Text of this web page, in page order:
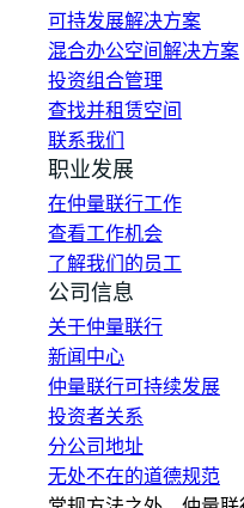
可持发展解决方案
混合办公空间解决方案
投资组合管理
查找并租赁空间
联系我们
职业发展
在仲量联行工作
查看工作机会
了解我们的员工
公司信息
关于仲量联行
新闻中心
仲量联行可持续发展
投资者关系
分公司地址
无处不在的道德规范